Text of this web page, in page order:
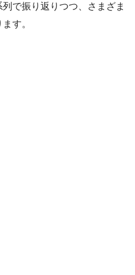
で振り返りつつ、さまざま
す。